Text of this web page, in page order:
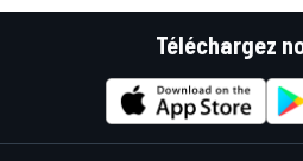
Téléchargez